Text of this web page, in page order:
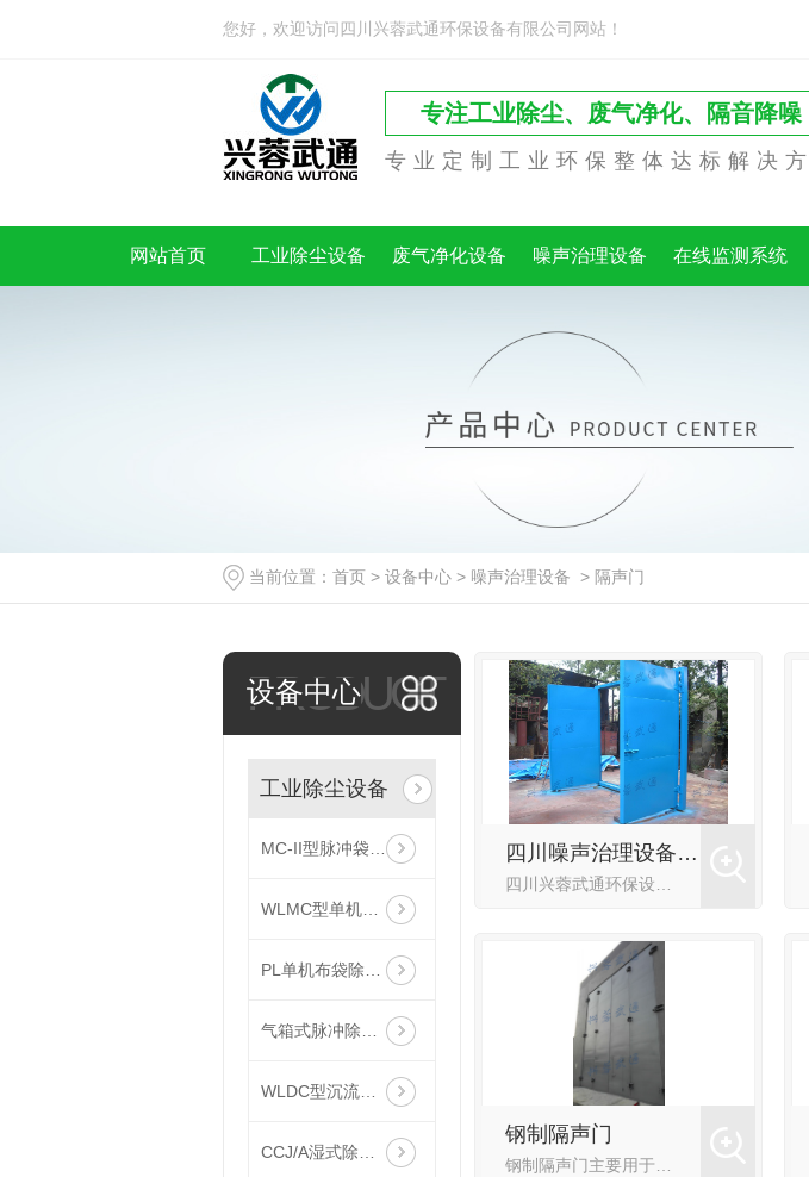
您好，欢迎访问四川兴蓉武通环保设备有限公司网站！
专注工业除尘、废气净化、隔音降噪
专业定制工业环保整体达标解决
网站首页 工业除尘设备 废气净化设备 噪声治理设备 在线监测系统
当前位置： 首页 > 设备中心 > 噪声治理设备 > 隔声门
PRODUCT
设备中心
工业除尘设备
MC-II型脉冲袋式除尘器
WLMC型单机滤筒除尘器
PL单机布袋除尘器
气箱式脉冲除尘器
WLDC型沉流式滤筒除尘器
CCJ/A湿式除尘机组
四川噪声治理设备-隔声门
四川兴蓉武通环保设备有限公司生产的钢制隔声门主要用于工业厂房、发电机房、空压机房等降噪，隔音效果优良。并可根据客户要求定制，门扇厚度可做50-120mm，其隔声效果可达20-40dB(A)。隔声门门框...
钢制隔声门
钢制隔声门主要用于工业厂房、发电机房、空压机房等降噪，隔音效果优良。并可根据客户要求定制，门扇厚度可做50-120mm，其隔声效果可达20-40dB(A)。隔声门门框、门扇均采用**型材、钢板加工制作...